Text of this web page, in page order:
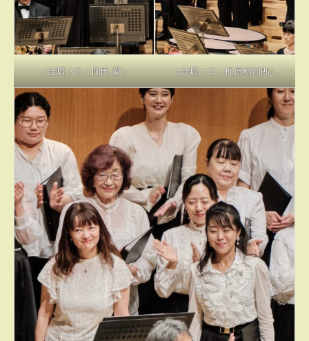
（合唱ソロ：岡田 愛） （合唱ソロ：梶原精四郎）